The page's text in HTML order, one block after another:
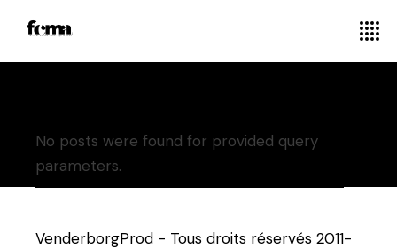
No posts were found for provided query
parameters.
VenderborgProd - Tous droits réservés 2011-